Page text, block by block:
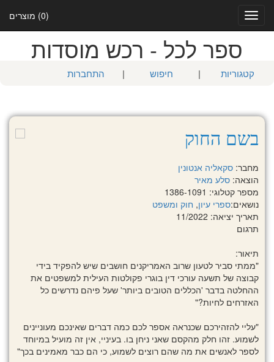
(0) מוצרים
Toggle
navigation
ספר לכל - רכש מוסדות
קטגוריות | חיפוש | התחברות
בשם החוק
מחבר: סקאליה אנטונין
הוצאה: סלע מאיר
מספר קטלוגי: 1386-1091
נושאים:ספרי עיון, חוק ומשפט
תאריך יציאה: 11/2022
תרגום
תיאור:
"ממתי סביר לטעון שרוב האמריקנים חושבים שיש להפקיד בידי
קבוצה של תשעה עורכי דין בוגרי פקולטות העילית למשפטים את
ההחלטה בדבר 'הכללים הטובים ביותר' שעל פיהם נדרשים כל
האזרחים לחיות?"
"עליי להזהירכם שכנראה אספר לכם כמה דברים שאינכם מעוניינים
לשמוע. זהו חלק מהקסם שאני ניחן בו. בעיניי, אין זה מועיל במיוחד
לספר לאנשים את מה שהם רוצים לשמוע, כי הם כבר מאמינים בכך"